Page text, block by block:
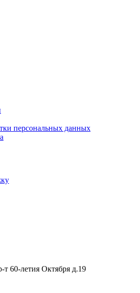
персональных данных
60-летия Октября д.19